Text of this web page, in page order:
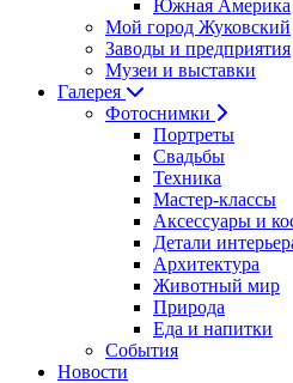
Южная Америка
Мой город Жуковский
Заводы и предприятия
Музеи и выставки
Галерея
Фотоснимки
Портреты
Свадьбы
Техника
Мастер-классы
Аксессуары и
Детали
Архитектура
Животный мир
Природа
Еда и напитки
События
Новости